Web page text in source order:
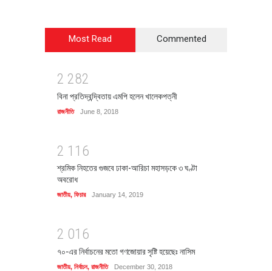
Most Read Commented
2 282
বিনা প্রতিদ্বন্দ্বিতায় এমপি হলেন খালেকপত্নী
রাজনীতি June 8, 2018
2 1 1 6
শ্রমিক নিহতের গুজবে ঢাকা-আরিচা মহাসড়কে ৩ ঘণ্টা
অবরোধ
জাতীয়, ফিচার January 14, 2019
2 01 6
৭০-এর নির্বাচনের মতো গণজোয়ার সৃষ্টি হয়েছেঃ নাসিম
জাতীয়, নির্বাচন, রাজনীতি December 30, 2018